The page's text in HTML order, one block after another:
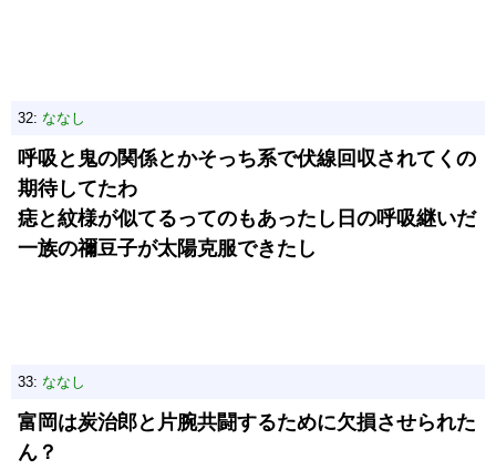
32: ななし
呼吸と鬼の関係とかそっち系で伏線回収されてくの
期待してたわ
痣と紋様が似てるってのもあったし日の呼吸継いだ
一族の禰豆子が太陽克服できたし
33: ななし
富岡は炭治郎と片腕共闘するために欠損させられた
ん？